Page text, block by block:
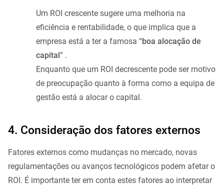
Um ROI crescente sugere uma melhoria na
eficiência e rentabilidade, o que implica que a
empresa está a ter a famosa “boa alocação de
capital ” .
Enquanto que um ROI decrescente pode ser motivo
de preocupação quanto à forma como a equipa de
gestão está a alocar o capital.
4. Consideração dos fatores externos
Fatores externos como mudanças no mercado, novas
regulamentações ou avanços tecnológicos podem afetar o
ROI. É importante ter em conta estes fatores ao interpretar